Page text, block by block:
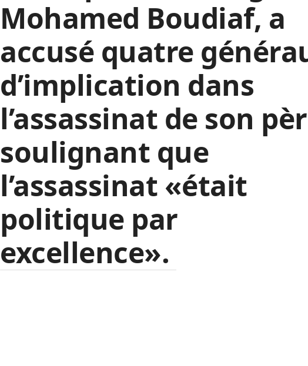
Mohamed Boudiaf, a
accusé quatre
d’implication dans
l’assassinat de son
soulignant que
l’assassinat «était
politique par
excellence».